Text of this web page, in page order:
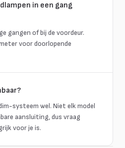
in een gang
gangen of bij de voordeur.
voor doorlopende
systeem wel. Niet elk model
aansluiting, dus vraag
voor je is.